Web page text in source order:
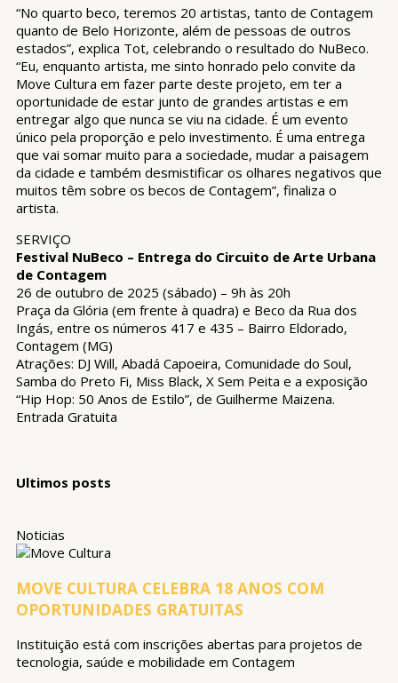
“No quarto beco, teremos 20 artistas, tanto de Contagem
quanto de Belo Horizonte, além de pessoas de outros
estados”, explica Tot, celebrando o resultado do NuBeco.
“Eu, enquanto artista, me sinto honrado pelo convite da
Move Cultura em fazer parte deste projeto, em ter a
oportunidade de estar junto de grandes artistas e em
entregar algo que nunca se viu na cidade. É um evento
único pela proporção e pelo investimento. É uma entrega
que vai somar muito para a sociedade, mudar a paisagem
da cidade e também desmistificar os olhares negativos que
muitos têm sobre os becos de Contagem”, finaliza o
artista.
SERVIÇO
Festival NuBeco – Entrega do Circuito de Arte Urbana
de Contagem
26 de outubro de 2025 (sábado) – 9h às 20h
Praça da Glória (em frente à quadra) e Beco da Rua dos
Ingás, entre os números 417 e 435 – Bairro Eldorado,
Contagem (MG)
Atrações: DJ Will, Abadá Capoeira, Comunidade do Soul,
Samba do Preto Fi, Miss Black, X Sem Peita e a exposição
“Hip Hop: 50 Anos de Estilo”, de Guilherme Maizena.
Entrada Gratuita
Ultimos posts
Noticias
MOVE CULTURA CELEBRA 18 ANOS COM
OPORTUNIDADES GRATUITAS
Instituição está com inscrições abertas para projetos de
tecnologia, saúde e mobilidade em Contagem